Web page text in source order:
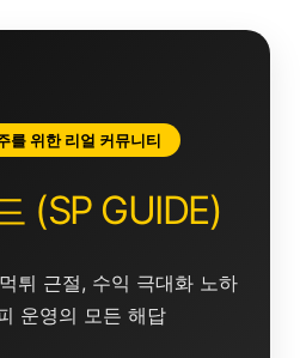
를 위한 리얼 커뮤니티
(SP GUIDE)
튀 근절, 수익 극대화 노하
운영의 모든 해답